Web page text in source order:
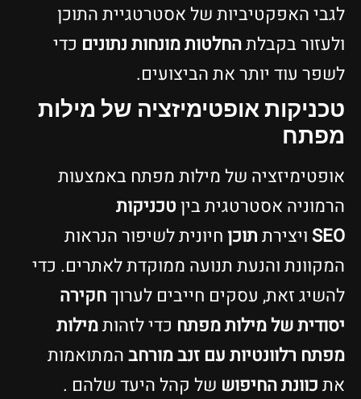
לגבי האפקטיביות של אסטרטגיית התוכן
ולעזור בקבלתהחלטות מונחות נתונים כדי
לשפר עוד יותר את הביצועים.
טכניקות אופטימיזציה של מילות
מפתח
אופטימיזציה של מילות מפתח באמצעות
הרמוניה אסטרטגית בין טכניקות
SEO ויצירתתוכן חיונית לשיפור הנראות
המקוונת והנעת תנועה ממוקדת לאתרים. כדי
להשיג זאת, עסקים חייבים לערוךחקירה
יסודית של מילות מפתח כדי לזהותמילות
מפתח רלוונטיות עם זנב מורחבהמתואמות
אתכוונת החיפוש של קהל היעד שלהם .